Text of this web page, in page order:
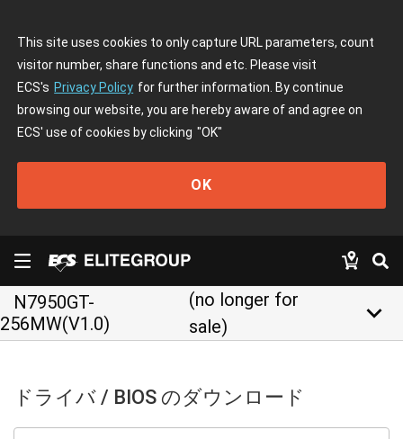
This site uses cookies to only capture URL parameters, count
visitor number, share functions and etc. Please visit
ECS's Privacy Policy for further information. By continue
browsing our website, you are hereby aware of and agree on
ECS' use of cookies by clicking "OK"
OK
N7950GT-
256MW(V1.0)
(no longer for
sale)
keyboard_arrow_down
ドライバ / BIOS のダウンロード